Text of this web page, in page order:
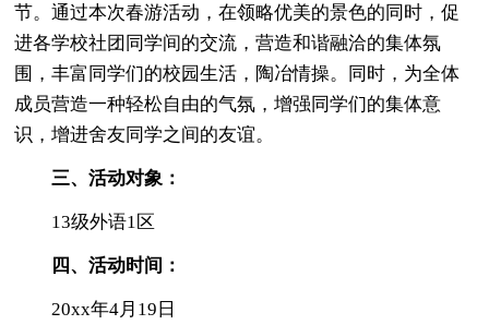
节。通过本次春游活动，在领略优美的景色的同时，促
进各学校社团同学间的交流，营造和谐融洽的集体氛
围，丰富同学们的校园生活，陶冶情操。同时，为全体
成员营造一种轻松自由的气氛，增强同学们的集体意
识，增进舍友同学之间的友谊。
三、活动对象：
13级外语1区
四、活动时间：
20xx年4月19日